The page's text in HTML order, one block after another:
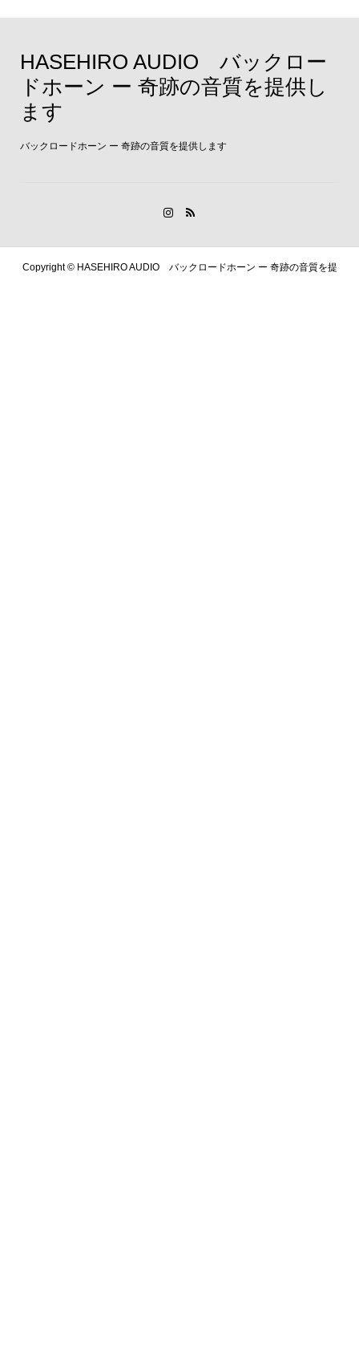
HASEHIRO AUDIO バックロー
ドホーン ー 奇跡の音質を提供し
ます
バックロードホーン ー 奇跡の音質を提供します
Copyright ©HASEHIRO AUDIO バックロードホーン ー 奇跡の音質を提